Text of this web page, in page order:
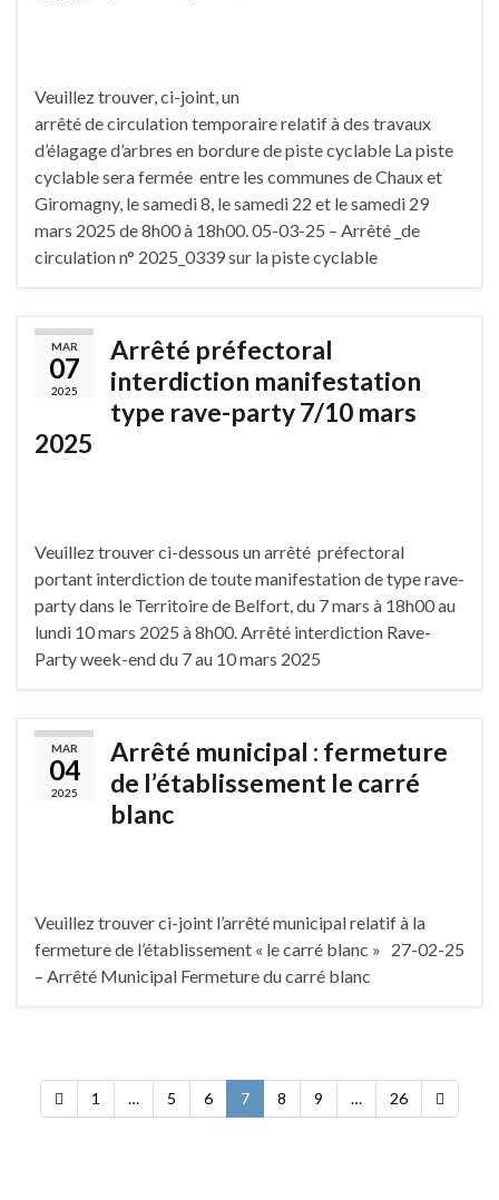
Veuillez trouver, ci-joint, un
arrêté de circulation temporaire relatif à des travaux
d’élagage d’arbres en bordure de piste cyclable La piste
cyclable sera fermée entre les communes de Chaux et
Giromagny, le samedi 8, le samedi 22 et le samedi 29
mars 2025 de 8h00 à 18h00. 05-03-25 – Arrêté _de
circulation n° 2025_0339 sur la piste cyclable
MAR
07
2025
Arrêté préfectoral
interdiction manifestation
type rave-party 7/10 mars
2025
Veuillez trouver ci-dessous un arrêté préfectoral
portant interdiction de toute manifestation de type rave-
party dans le Territoire de Belfort, du 7 mars à 18h00 au
lundi 10 mars 2025 à 8h00. Arrêté interdiction Rave-
Party week-end du 7 au 10 mars 2025
MAR
04
2025
Arrêté municipal : fermeture
de l’établissement le carré
blanc
Veuillez trouver ci-joint l’arrêté municipal relatif à la
fermeture de l’établissement « le carré blanc » 27-02-25
– Arrêté Municipal Fermeture du carré blanc
1 … 5 6 7 8 9 … 26